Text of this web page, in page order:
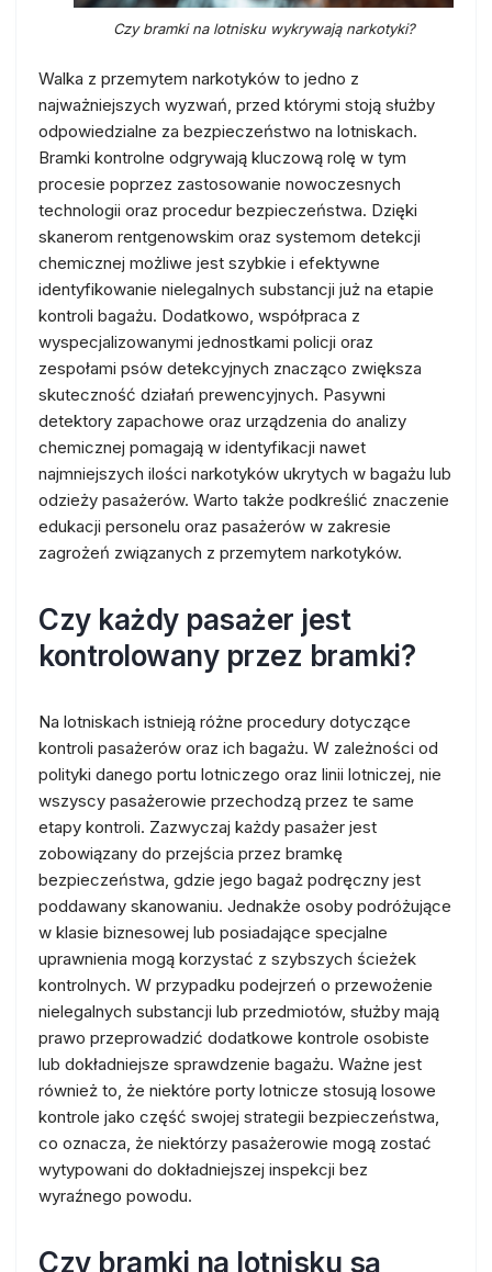
Czy bramki na lotnisku wykrywają narkotyki?
Walka z przemytem narkotyków to jedno z
najważniejszych wyzwań, przed którymi stoją służby
odpowiedzialne za bezpieczeństwo na lotniskach.
Bramki kontrolne odgrywają kluczową rolę w tym
procesie poprzez zastosowanie nowoczesnych
technologii oraz procedur bezpieczeństwa. Dzięki
skanerom rentgenowskim oraz systemom detekcji
chemicznej możliwe jest szybkie i efektywne
identyfikowanie nielegalnych substancji już na etapie
kontroli bagażu. Dodatkowo, współpraca z
wyspecjalizowanymi jednostkami policji oraz
zespołami psów detekcyjnych znacząco zwiększa
skuteczność działań prewencyjnych. Pasywni
detektory zapachowe oraz urządzenia do analizy
chemicznej pomagają w identyfikacji nawet
najmniejszych ilości narkotyków ukrytych w bagażu lub
odzieży pasażerów. Warto także podkreślić znaczenie
edukacji personelu oraz pasażerów w zakresie
zagrożeń związanych z przemytem narkotyków.
Czy każdy pasażer jest
kontrolowany przez bramki?
Na lotniskach istnieją różne procedury dotyczące
kontroli pasażerów oraz ich bagażu. W zależności od
polityki danego portu lotniczego oraz linii lotniczej, nie
wszyscy pasażerowie przechodzą przez te same
etapy kontroli. Zazwyczaj każdy pasażer jest
zobowiązany do przejścia przez bramkę
bezpieczeństwa, gdzie jego bagaż podręczny jest
poddawany skanowaniu. Jednakże osoby podróżujące
w klasie biznesowej lub posiadające specjalne
uprawnienia mogą korzystać z szybszych ścieżek
kontrolnych. W przypadku podejrzeń o przewożenie
nielegalnych substancji lub przedmiotów, służby mają
prawo przeprowadzić dodatkowe kontrole osobiste
lub dokładniejsze sprawdzenie bagażu. Ważne jest
również to, że niektóre porty lotnicze stosują losowe
kontrole jako część swojej strategii bezpieczeństwa,
co oznacza, że niektórzy pasażerowie mogą zostać
wytypowani do dokładniejszej inspekcji bez
wyraźnego powodu.
Czy bramki na lotnisku są